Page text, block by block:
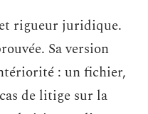
rigueur juridique.
Sa version
: un fichier,
de litige sur la